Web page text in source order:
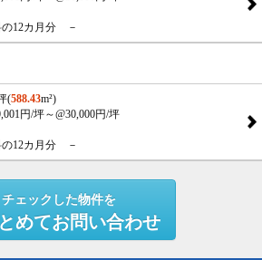
の12カ月分 －
(588.43m²)
円/坪～@30,000円/坪
の12カ月分 －
チェックした物件を
めてお問い合わせ